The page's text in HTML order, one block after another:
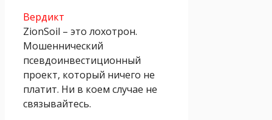
Вердикт
ZionSoil – это лохотрон.
Мошеннический
псевдоинвестиционный
проект, который ничего не
платит. Ни в коем случае не
связывайтесь.